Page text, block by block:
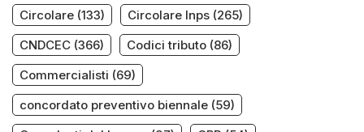
Circolare (133) Circolare Inps (265)
CNDCEC (366) Codici tributo (86)
Commercialisti (69)
concordato preventivo biennale (59)